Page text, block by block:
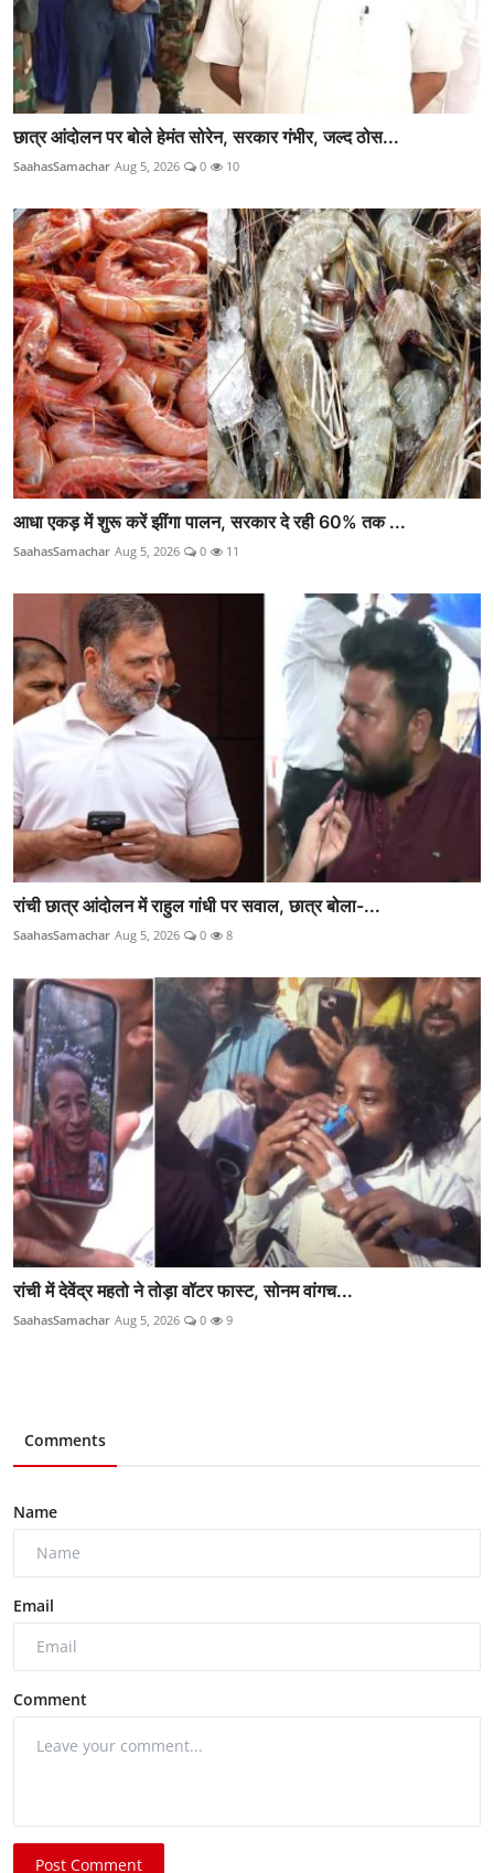
छात्र आंदोलन पर बोले हेमंत सोरेन, सरकार गंभीर, जल्द ठोस...
SaahasSamachar Aug 5, 2026 0 10
आधा एकड़ में शुरू करें झींगा पालन, सरकार दे रही 60% तक ...
SaahasSamachar Aug 5, 2026 0 11
रांची छात्र आंदोलन में राहुल गांधी पर सवाल, छात्र बोला-...
SaahasSamachar Aug 5, 2026 0 8
रांची में देवेंद्र महतो ने तोड़ा वॉटर फास्ट, सोनम वांगच...
SaahasSamachar Aug 5, 2026 0 9
Comments
Name
Email
Comment
Post Comment